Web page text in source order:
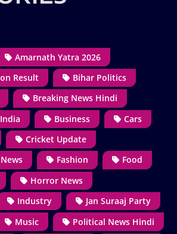
Amarnath Yatra 2026
Result
Bihar Politics
Breaking News Hindi
Business
Cars
Cricket Update
Fashion
Food
Horror News
Industry
Jan Suraaj Party
Music
Political News Hindi